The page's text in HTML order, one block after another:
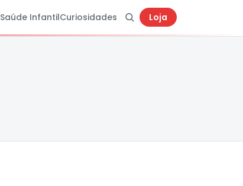
Saúde InfantilCuriosidades Loja